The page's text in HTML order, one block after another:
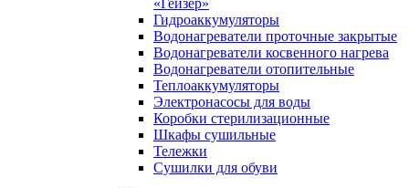
«Гейзер»
Гидроаккумуляторы
Водонагреватели проточные закрытые
Водонагреватели косвенного нагрева
Водонагреватели отопительные
Теплоаккумуляторы
Электронасосы для воды
Коробки стерилизационные
Шкафы сушильные
Тележки
Сушилки для обуви